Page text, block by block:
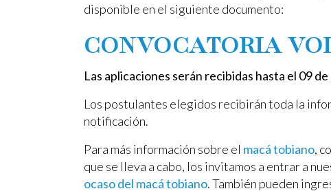
disponible en el siguiente documento:
CONVOCATORIA
Las aplicaciones serán recibidas hasta el 09
Los postulantes elegidos recibirán toda la
notificación.
Para más información sobre el macá tobiano,
que se lleva a cabo, los invitamos a entrar a
ocaso del macá tobiano. También pueden